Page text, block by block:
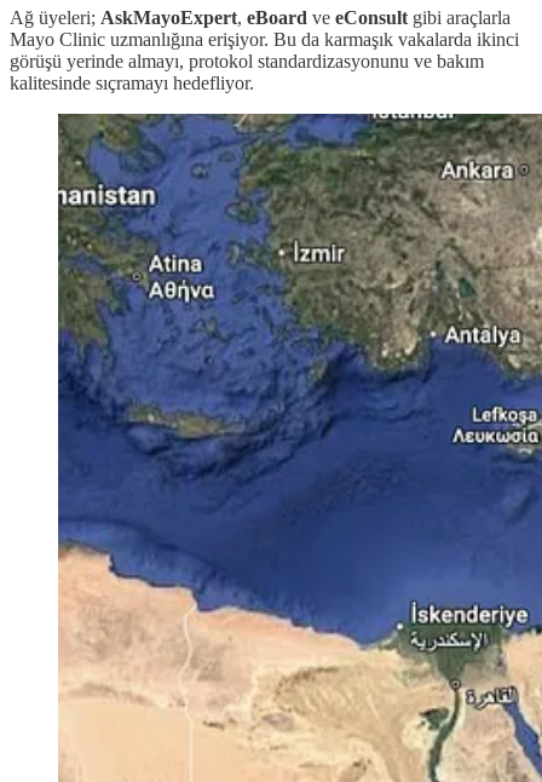
Ağ üyeleri; AskMayoExpert, eBoard ve eConsult gibi araçlarla
Mayo Clinic uzmanlığına erişiyor. Bu da karmaşık vakalarda ikinci
görüşü yerinde almayı, protokol standardizasyonunu ve bakım
kalitesinde sıçramayı hedefliyor.